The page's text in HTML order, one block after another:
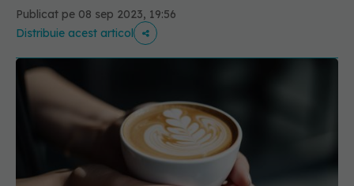
Publicat pe 08 sep 2023, 19:56
Distribuie acest articol